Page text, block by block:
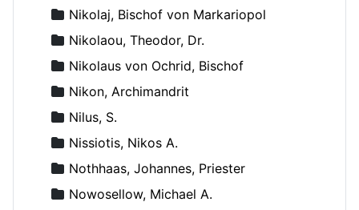
Nikolaj, Bischof von Markariopol
Nikolaou, Theodor, Dr.
Nikolaus von Ochrid, Bischof
Nikon, Archimandrit
Nilus, S.
Nissiotis, Nikos A.
Nothhaas, Johannes, Priester
Nowosellow, Michael A.